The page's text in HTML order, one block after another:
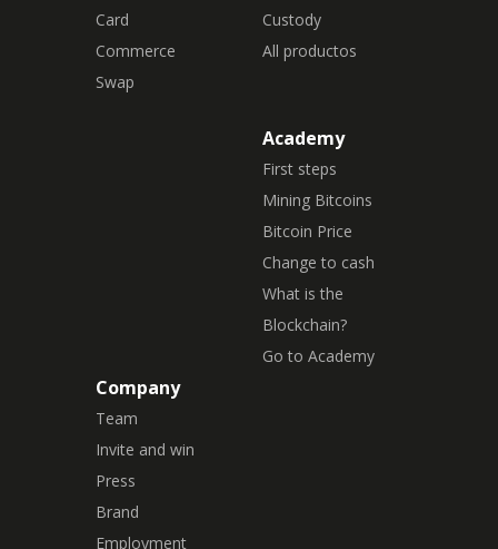
Card
Commerce
Swap
Custody
All productos
Academy
First steps
Mining Bitcoins
Bitcoin Price
Change to cash
What is the
Blockchain?
Go to Academy
Company
Team
Invite and win
Press
Brand
Employment